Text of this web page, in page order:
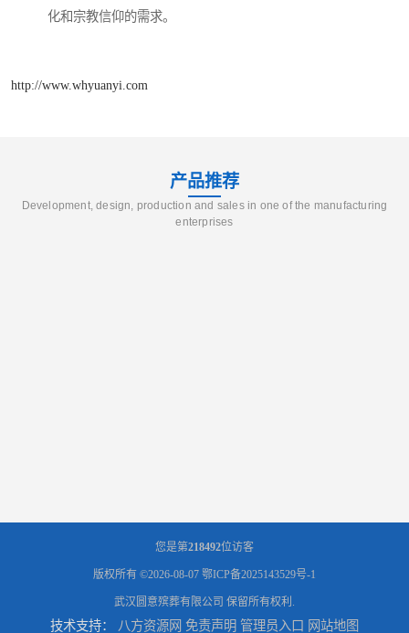
化和宗教信仰的需求。
http://www.whyuanyi.com
产品推荐
Development, design, production and sales in one of the manufacturing
enterprises
您是第218492位访客
版权所有 ©2026-08-07 鄂ICP备2025143529号-1
武汉圆意殡葬有限公司 保留所有权利.
技术支持： 八方资源网 免责声明 管理员入口 网站地图